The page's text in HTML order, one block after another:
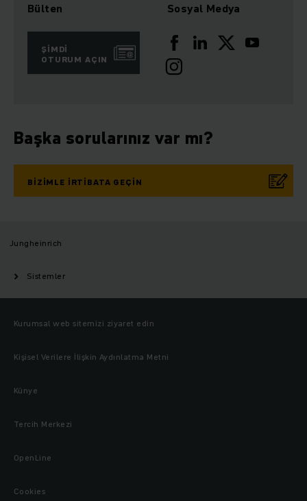
Bülten
ŞIMDI
OTURUM AÇIN
Sosyal Medya
Başka sorularınız var mı?
BIZIMLE IRTIBATA GEÇIN
Jungheinrich
Sistemler
Kurumsal web sitemizi ziyaret edin
Kişisel Verilere İlişkin Aydınlatma Metni
Künye
Tercih Merkezi
OpenLine
Cookies